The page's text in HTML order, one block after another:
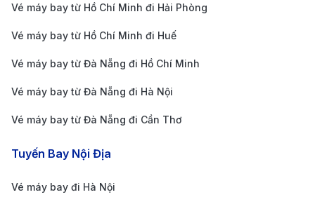
dàng trong khu vực.
Tàu: Ngoài ra, bạn cũng có thể di chuyển bằng
đến các khu vực khác của thành phố và các tỉnh
lân cận. Tàu là phương tiện di chuyển tiện lợi nếu
Kinh nghiệm du lịch đầy thú vị tại
Okayama, Nhật Bản
Vé máy bay từ Hồ Chí Minh đi Hải Phòng
Vé máy bay từ Hồ Chí Minh đi Huế
Vé máy bay từ Đà Nẵng đi Hồ Chí Minh
Vé máy bay từ Đà Nẵng đi Hà Nội
Vé máy bay từ Đà Nẵng đi Cần Thơ
Tuyến Bay Nội Địa
Vé máy bay đi Hà Nội